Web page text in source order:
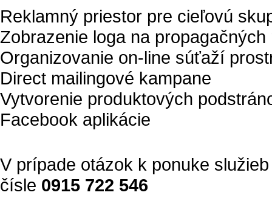
Reklamný priestor pre cieľovú
Zobrazenie loga na
Organizovanie on-line súťaží
Direct mailingové kampane
Vytvorenie produktových
Facebook aplikácie
V prípade otázok k ponuke
čísle 0915 722 546